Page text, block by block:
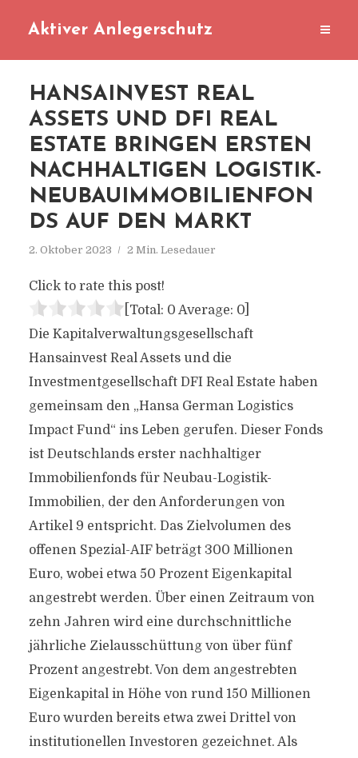
Aktiver Anlegerschutz
HANSAINVEST REAL
ASSETS UND DFI REAL
ESTATE BRINGEN ERSTEN
NACHHALTIGEN LOGISTIK-
NEUBAUIMMOBILIENFON
DS AUF DEN MARKT
2. Oktober 2023 2 Min. Lesedauer
Click to rate this post!
[Total: 0 Average: 0]
Die Kapitalverwaltungsgesellschaft
Hansainvest Real Assets und die
Investmentgesellschaft DFI Real Estate haben
gemeinsam den „Hansa German Logistics
Impact Fund“ ins Leben gerufen. Dieser Fonds
ist Deutschlands erster nachhaltiger
Immobilienfonds für Neubau-Logistik-
Immobilien, der den Anforderungen von
Artikel 9 entspricht. Das Zielvolumen des
offenen Spezial-AIF beträgt 300 Millionen
Euro, wobei etwa 50 Prozent Eigenkapital
angestrebt werden. Über einen Zeitraum von
zehn Jahren wird eine durchschnittliche
jährliche Zielausschüttung von über fünf
Prozent angestrebt. Von dem angestrebten
Eigenkapital in Höhe von rund 150 Millionen
Euro wurden bereits etwa zwei Drittel von
institutionellen Investoren gezeichnet. Als